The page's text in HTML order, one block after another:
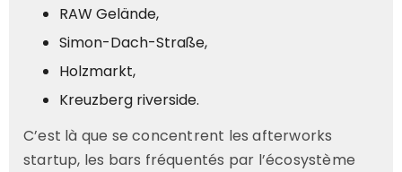
RAW Gelände,
Simon-Dach-Straße,
Holzmarkt,
Kreuzberg riverside.
C’est là que se concentrent les afterworks
startup, les bars fréquentés par l’écosystème